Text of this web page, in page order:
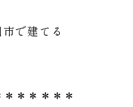
で建てる
＊＊＊＊＊